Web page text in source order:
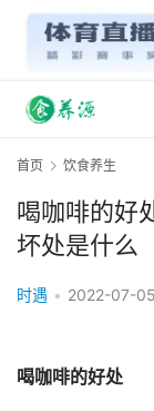
首页 饮食养生
喝咖啡的好
坏处是什么
时遇 • 2022-07-
喝咖啡的好处